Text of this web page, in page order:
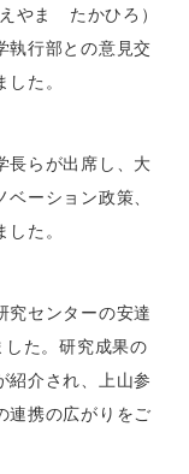
やま たかひろ）
行部との意見交
た。
長らが出席し、大
ーション政策、
た。
究センターの安達
た。研究成果の
紹介され、上山参
連携の広がりをご